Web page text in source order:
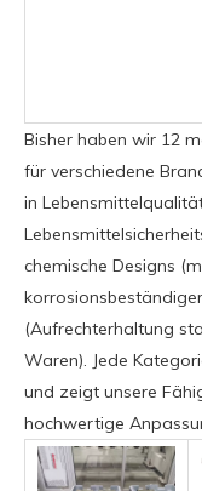
Bisher haben wir 12
für verschiedene
in
chemische Designs
(Aufrechterhaltung
Waren). Jede
und zeigt unsere
hochwertige